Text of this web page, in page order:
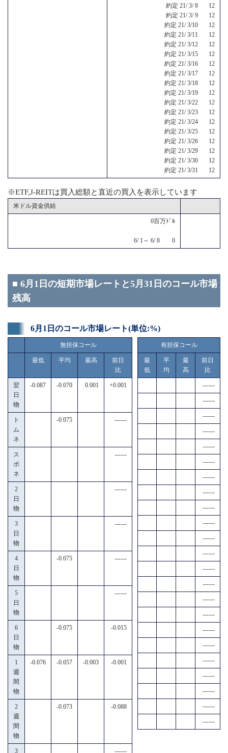
約定 21/ 3/ 8 12
約定 21/ 3/ 9 12
約定 21/ 3/10 12
約定 21/ 3/11 12
約定 21/ 3/12 12
約定 21/ 3/15 12
約定 21/ 3/16 12
約定 21/ 3/17 12
約定 21/ 3/18 12
約定 21/ 3/19 12
約定 21/ 3/22 12
約定 21/ 3/23 12
約定 21/ 3/24 12
約定 21/ 3/25 12
約定 21/ 3/26 12
約定 21/ 3/29 12
約定 21/ 3/30 12
約定 21/ 3/31 12
※ETF,J-REITは買入総額と直近の買入を表示しています
米ドル資金供給
0百万ﾄﾞﾙ
6/ 1～ 6/ 8 0
■ 6月1日の短期市場レートと5月31日のコール市場
残高
6月1日のコール市場レート(単位:%)
無担保コール
最低 平均 最高
前日
比
翌
日
物
-0.087 -0.070 0.001 +0.001
ト
ム
ネ
-0.075 ------
ス
ポ
ネ
------
2
日
物
------
3
日
物
------
4
日
物
-0.075 ------
5
日
物
------
6
日
物
-0.075 -0.015
1
週
間
物
-0.076 -0.057 -0.003 -0.001
2
週
間
物
-0.073 -0.088
3 ------
有担保コール
最
低
平
均
最
高
前日
比
------
------
------
------
------
------
------
------
------
------
------
------
------
------
------
------
------
------
------
------
------
------
------